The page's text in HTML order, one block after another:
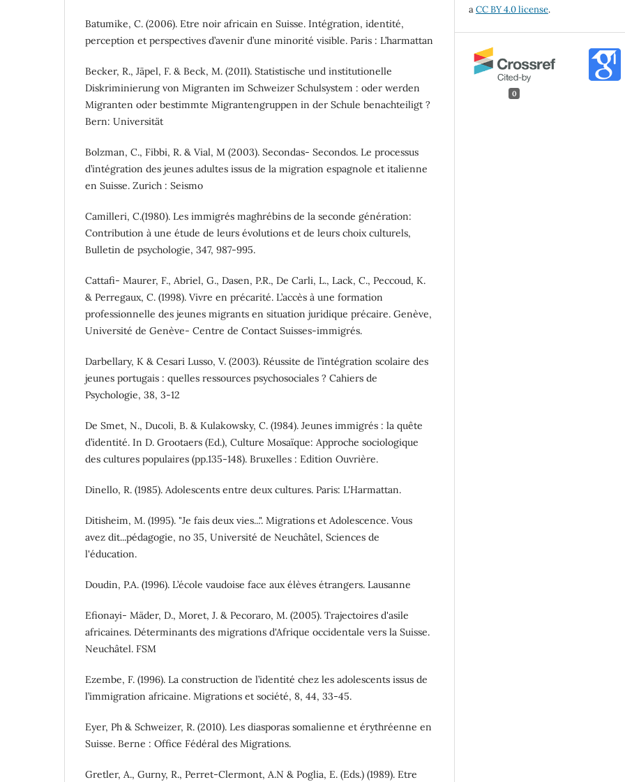
Batumike, C. (2006). Etre noir africain en Suisse. Intégration, identité,
perception et perspectives d’avenir d’une minorité visible. Paris : L’harmattan
Becker, R., Jäpel, F. & Beck, M. (2011). Statistische und institutionelle
Diskriminierung von Migranten im Schweizer Schulsystem : oder werden
Migranten oder bestimmte Migrantengruppen in der Schule benachteiligt ?
Bern: Universität
Bolzman, C., Fibbi, R. & Vial, M (2003). Secondas- Secondos. Le processus
d’intégration des jeunes adultes issus de la migration espagnole et italienne
en Suisse. Zurich : Seismo
Camilleri, C.(1980). Les immigrés maghrébins de la seconde génération:
Contribution à une étude de leurs évolutions et de leurs choix culturels,
Bulletin de psychologie, 347, 987-995.
Cattafi- Maurer, F., Abriel, G., Dasen, P.R., De Carli, L., Lack, C., Peccoud, K.
& Perregaux, C. (1998). Vivre en précarité. L’accès à une formation
professionnelle des jeunes migrants en situation juridique précaire. Genève,
Université de Genève- Centre de Contact Suisses-immigrés.
Darbellary, K & Cesari Lusso, V. (2003). Réussite de l’intégration scolaire des
jeunes portugais : quelles ressources psychosociales ? Cahiers de
Psychologie, 38, 3-12
De Smet, N., Ducoli, B. & Kulakowsky, C. (1984). Jeunes immigrés : la quête
d’identité. In D. Grootaers (Ed.), Culture Mosaïque: Approche sociologique
des cultures populaires (pp.135-148). Bruxelles : Edition Ouvrière.
Dinello, R. (1985). Adolescents entre deux cultures. Paris: L'Harmattan.
Ditisheim, M. (1995). "Je fais deux vies...". Migrations et Adolescence. Vous
avez dit...pédagogie, no 35, Université de Neuchâtel, Sciences de
l'éducation.
Doudin, P.A. (1996). L’école vaudoise face aux élèves étrangers. Lausanne
Efionayi- Mäder, D., Moret, J. & Pecoraro, M. (2005). Trajectoires d'asile
africaines. Déterminants des migrations d'Afrique occidentale vers la Suisse.
Neuchâtel. FSM
Ezembe, F. (1996). La construction de l’identité chez les adolescents issus de
l’immigration africaine. Migrations et société, 8, 44, 33-45.
Eyer, Ph & Schweizer, R. (2010). Les diasporas somalienne et érythréenne en
Suisse. Berne : Office Fédéral des Migrations.
Gretler, A., Gurny, R., Perret-Clermont, A.N & Poglia, E. (Eds.) (1989). Etre
aCC BY 4.0 license.
0